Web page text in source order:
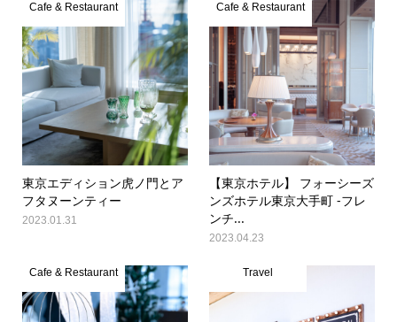
Cafe & Restaurant
東京エディション虎ノ門とア
フタヌーンティー
2023.01.31
Cafe & Restaurant
【東京ホテル】 フォーシーズ
ンズホテル東京大手町 -フレ
ンチ...
2023.04.23
Cafe & Restaurant Travel